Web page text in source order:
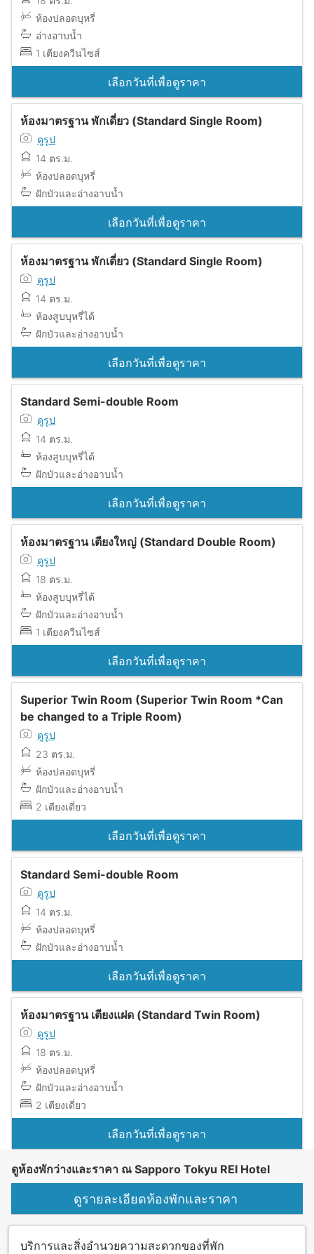
ห้องปลอดบุหรี่
อ่างอาบน้ำ
1 เตียงควีนไซส์
เลือกวันที่เพื่อดูราคา
ห้องมาตรฐาน พักเดี่ยว (Standard Single Room)
ดูรูป
14 ตร.ม.
ห้องปลอดบุหรี่
ฝักบัวและอ่างอาบน้ำ
เลือกวันที่เพื่อดูราคา
ห้องมาตรฐาน พักเดี่ยว (Standard Single Room)
ดูรูป
14 ตร.ม.
ห้องสูบบุหรี่ได้
ฝักบัวและอ่างอาบน้ำ
เลือกวันที่เพื่อดูราคา
Standard Semi-double Room
ดูรูป
14 ตร.ม.
ห้องสูบบุหรี่ได้
ฝักบัวและอ่างอาบน้ำ
เลือกวันที่เพื่อดูราคา
ห้องมาตรฐาน เตียงใหญ่ (Standard Double Room)
ดูรูป
18 ตร.ม.
ห้องสูบบุหรี่ได้
ฝักบัวและอ่างอาบน้ำ
1 เตียงควีนไซส์
เลือกวันที่เพื่อดูราคา
Superior Twin Room (Superior Twin Room *Can
be changed to a Triple Room)
ดูรูป
23 ตร.ม.
ห้องปลอดบุหรี่
ฝักบัวและอ่างอาบน้ำ
2 เตียงเดี่ยว
เลือกวันที่เพื่อดูราคา
Standard Semi-double Room
ดูรูป
14 ตร.ม.
ห้องปลอดบุหรี่
ฝักบัวและอ่างอาบน้ำ
เลือกวันที่เพื่อดูราคา
ห้องมาตรฐาน เตียงแฝด (Standard Twin Room)
ดูรูป
18 ตร.ม.
ห้องปลอดบุหรี่
ฝักบัวและอ่างอาบน้ำ
2 เตียงเดี่ยว
เลือกวันที่เพื่อดูราคา
ดูห้องพักว่างและราคา ณ Sapporo Tokyu REI Hotel
ดูรายละเอียดห้องพักและราคา
บริการและสิ่งอำนวยความสะดวกของที่พัก